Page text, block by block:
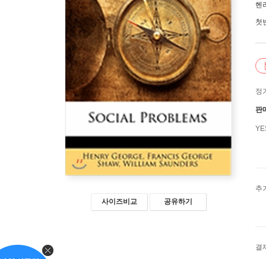
사이즈비교 공유하기
헨
첫
정
판
추
결